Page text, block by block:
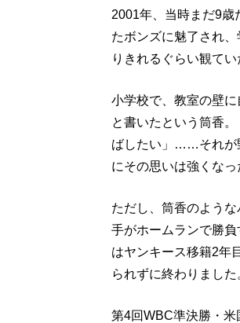
2001年、当時まだ9歳
たボンズに魅了され
りきれるぐらい観てい
小学校で、教室の壁
と書いたという筒香
ばしたい」……それが
にその思いは強くなっ
ただし、筒香のよう
手がホームランで勝
はヤンキース移籍2年
られずに終わりました
第4回WBC準決勝・米